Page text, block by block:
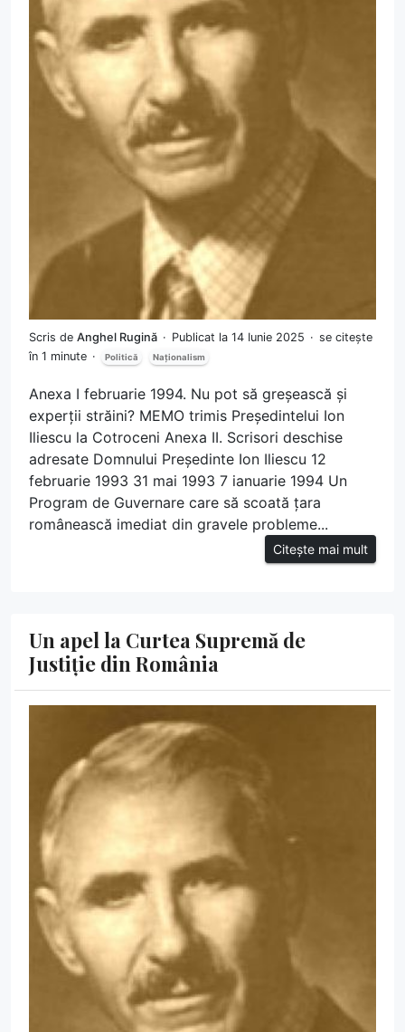
Scris de Anghel Rugină Publicat la 14 Iunie 2025
se citește
în 1 minute
Politică Naționalism
Anexa I februarie 1994. Nu pot să greșească și
experții străini? MEMO trimis Președintelui Ion
Iliescu la Cotroceni Anexa II. Scrisori deschise
adresate Domnului Președinte Ion Iliescu 12
februarie 1993 31 mai 1993 7 ianuarie 1994 Un
Program de Guvernare care să scoată țara
românească imediat din gravele probleme...
Citește mai mult
Un apel la Curtea Supremă de
Justiție din România